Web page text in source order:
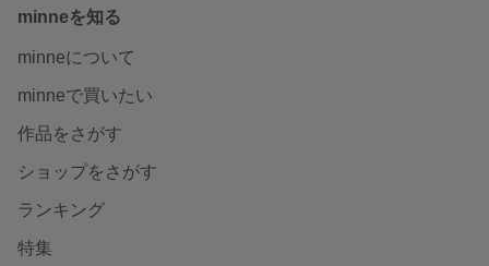
minneを知る
minneについて
minneで買いたい
作品をさがす
ショップをさがす
ランキング
特集